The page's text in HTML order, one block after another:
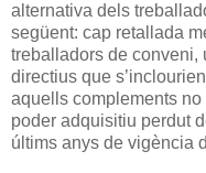
alternativa dels
següent: cap retallada
treballadors de conveni,
directius que
aquells complements
poder adquisitiu perdut
últims anys de vigència